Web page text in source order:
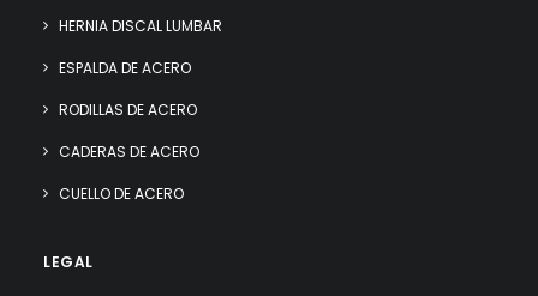
HERNIA DISCAL LUMBAR
ESPALDA DE ACERO
RODILLAS DE ACERO
CADERAS DE ACERO
CUELLO DE ACERO
LEGAL